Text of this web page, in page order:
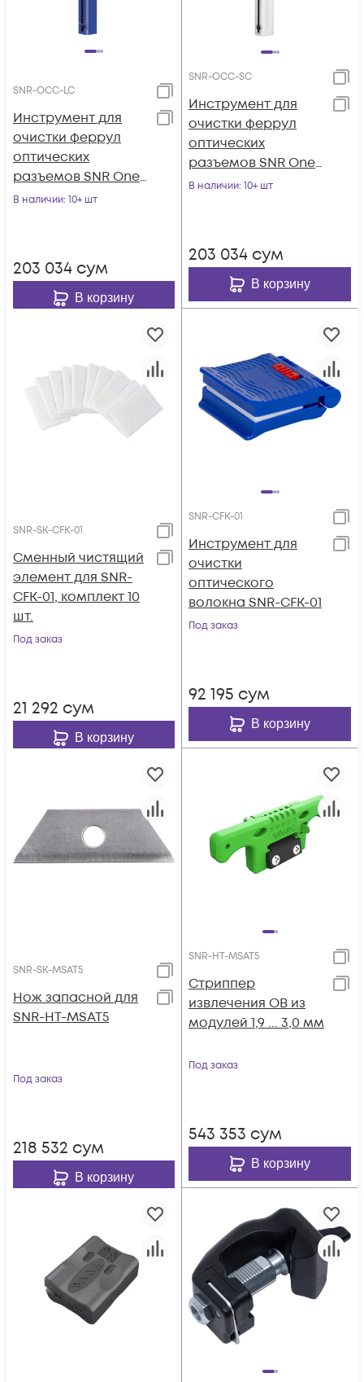
SNR-OCC-LC
Инструмент для
очистки феррул
оптических
разъемов SNR One-
Click-Cleaner SNR-
В наличии: 10+ шт
203 034 сум
В корзину
SNR-OCC-SC
Инструмент для
очистки феррул
оптических
разъемов SNR One-
Click-Cleaner SNR-
В наличии: 10+ шт
203 034 сум
В корзину
SNR-SK-CFK-01
Сменный чистящий
элемент для SNR-
CFK-01, комплект 10
шт.
Под заказ
21 292 сум
В корзину
SNR-CFK-01
Инструмент для
очистки
оптического
волокна SNR-CFK-01
Под заказ
92 195 сум
В корзину
SNR-SK-MSAT5
Нож запасной для
SNR-HT-MSAT5
Под заказ
218 532 сум
В корзину
SNR-HT-MSAT5
Стриппер
извлечения ОВ из
модулей 1,9 ... 3,0 мм
Под заказ
543 353 сум
В корзину